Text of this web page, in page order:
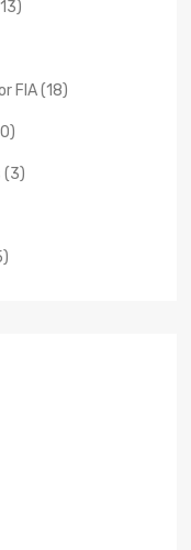
FIA (18)
(3)